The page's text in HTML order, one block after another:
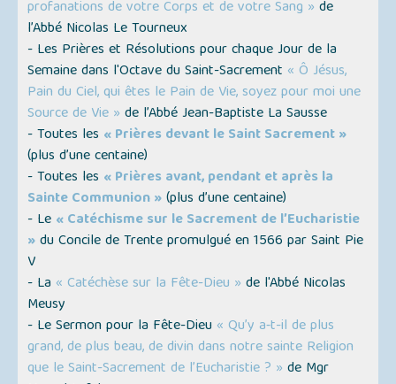
profanations de votre Corps et de votre Sang » de
l’Abbé Nicolas Le Tourneux
- Les Prières et Résolutions pour chaque Jour de la
Semaine dans l'Octave du Saint-Sacrement « Ô Jésus,
Pain du Ciel, qui êtes le Pain de Vie, soyez pour moi une
Source de Vie » de l’Abbé Jean-Baptiste La Sausse
- Toutes les « Prières devant le Saint Sacrement »
(plus d’une centaine)
- Toutes les « Prières avant, pendant et après la
Sainte Communion »(plus d’une centaine)
- Le « Catéchisme sur le Sacrement de l’Eucharistie
»du Concile de Trente promulgué en 1566 par Saint Pie
V
- La « Catéchèse sur la Fête-Dieu » de l'Abbé Nicolas
Meusy
- Le Sermon pour la Fête-Dieu « Qu’y a‑t-il de plus
grand, de plus beau, de divin dans notre sainte Religion
que le Saint-Sacrement de l’Eucharistie ? » de Mgr